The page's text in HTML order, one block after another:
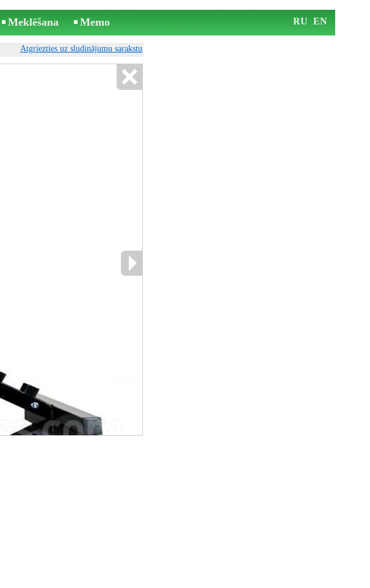
Meklēšana Memo RU EN
Atgriezties uz sludinājumu sarakstu